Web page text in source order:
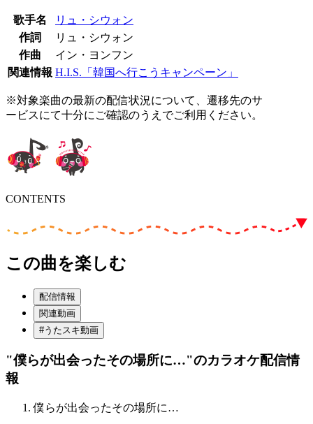
歌手名
リュ・シウォン
作詞
リュ・シウォン
作曲
イン・ヨンフン
関連情報 H.I.S.「韓国へ行こうキャンペーン」
※対象楽曲の最新の配信状況について、遷移先のサ
ービスにて十分にご確認のうえでご利用ください。
CONTENTS
この曲を楽しむ
配信情報
関連動画
#うたスキ動画
"僕らが出会ったその場所に…"のカラオケ配信情
報
僕らが出会ったその場所に…